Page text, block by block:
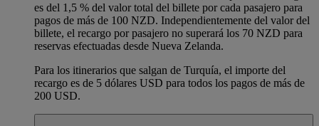
es del 1,5 % del valor total del billete por cada pasajero para
pagos de más de 100 NZD. Independientemente del valor del
billete, el recargo por pasajero no superará los 70 NZD para
reservas efectuadas desde Nueva Zelanda.
Para los itinerarios que salgan de Turquía, el importe del
recargo es de 5 dólares USD para todos los pagos de más de
200 USD.